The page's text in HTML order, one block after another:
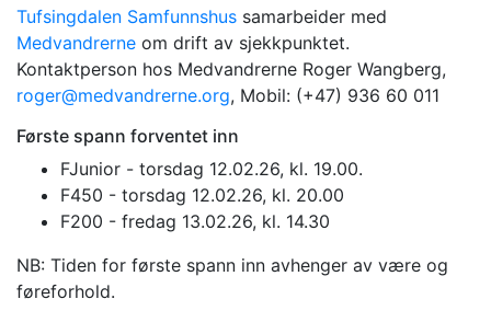
Tufsingdalen Samfunnshus samarbeider med
Medvandrerne om drift av sjekkpunktet.
Kontaktperson hos Medvandrerne Roger Wangberg,
roger@medvandrerne.org, Mobil: (+47) 936 60 011
Første spann forventet inn
FJunior - torsdag 12.02.26, kl. 19.00.
F450 - torsdag 12.02.26, kl. 20.00
F200 - fredag 13.02.26, kl. 14.30
NB: Tiden for første spann inn avhenger av være og
føreforhold.